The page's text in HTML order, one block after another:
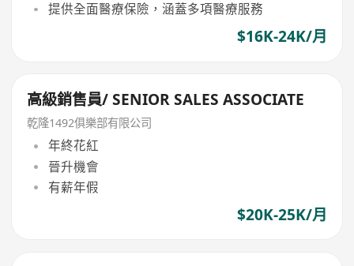
提供全面醫療保險，涵蓋多項醫療服務
$16K-24K/月
高級銷售員/ SENIOR SALES ASSOCIATE
乾隆1492俱樂部有限公司
年終花紅
晉升機會
有薪年假
$20K-25K/月